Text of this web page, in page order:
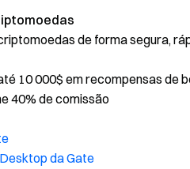
de forma segura,
10 000$ em recompensas de
40% de comissão
da Gate